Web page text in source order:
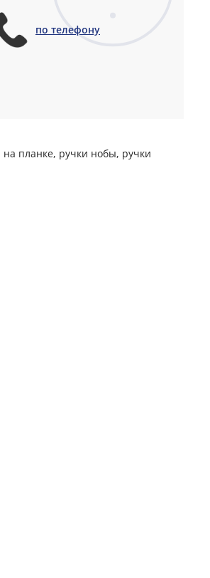
по телефону
планке, ручки нобы, ручки